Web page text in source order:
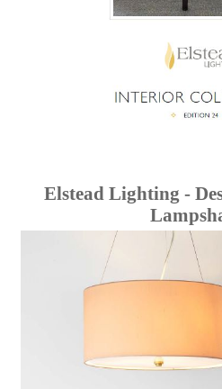
Elstead Lighting -